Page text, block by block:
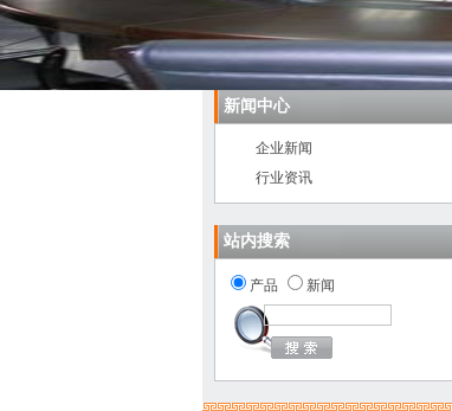
新闻中心
企业新闻
行业资讯
站内搜索
产品 新闻